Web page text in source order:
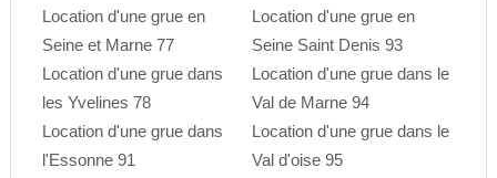
Location d'une grue en
Seine et Marne 77
Location d'une grue dans
les Yvelines 78
Location d'une grue dans
l'Essonne 91
Location d'une grue en
Seine Saint Denis 93
Location d'une grue dans le
Val de Marne 94
Location d'une grue dans le
Val d'oise 95